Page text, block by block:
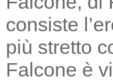
consiste
più stretto
Falcone è